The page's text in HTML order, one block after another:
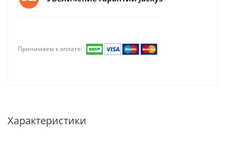
Принимаем к оплате:
Характеристики